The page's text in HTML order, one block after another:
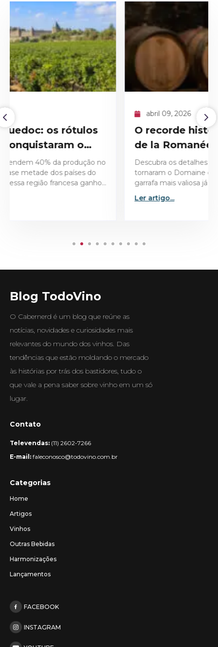
O recorde histórico do Domaine
de la Romanée-Conti 1945
Descubra os detalhes técnicos e históricos que
tornaram o Domaine de la Romanée-Conti 1945 a
garrafa mais valiosa já leiloada no mercado de vinhos
Blog TodoVino
O Cabernerd é um blog que reúne as
notícias, novidades e curiosidades mais
relevantes do mundo dos vinhos. Das
tendências que estão moldando o mercado
às histórias por trás dos bastidores, tudo o
que vale a pena saber sobre vinho em um só
lugar.
Contato
Televendas: (11) 2602-7266
E-mail: faleconosco@todovino.com.br
Categorias
Home
Artigos
Vinhos
Outras Bebidas
Harmonizações
Lançamentos
FACEBOOK
INSTAGRAM